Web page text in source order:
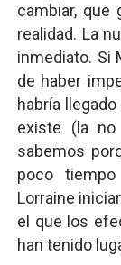
cambiar, que
realidad. La
inmediato. Si
de haber
habría
existe (la no
sabemos
poco
Lorraine
el que los
han tenido